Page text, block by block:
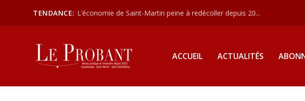
TENDANCE: L’économie de Saint-Martin peine à redécoller depuis 20...
ACCUEIL ACTUALITÉS